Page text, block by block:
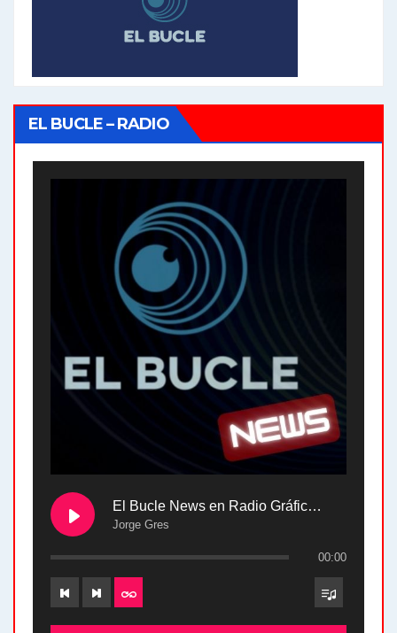
EL BUCLE – RADIO
El Bucle News en Radio Gráfica. Bloque 2 . 28.04.24
Jorge Gres
00:00